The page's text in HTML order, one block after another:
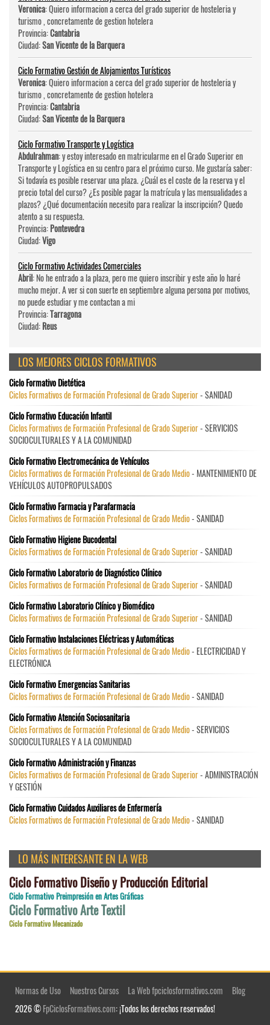
Veronica: Quiero informacion a cerca del grado superior de hosteleri­a y
turismo , concretamente de gestion hotelera
Provincia:Cantabria
Ciudad:San Vicente de la Barquera
Ciclo Formativo Gestión de Alojamientos Turísticos
Veronica: Quiero informacion a cerca del grado superior de hosteleri­a y
turismo , concretamente de gestion hotelera
Provincia:Cantabria
Ciudad:San Vicente de la Barquera
Ciclo Formativo Transporte y Logística
Abdulrahman: y estoy interesado en matricularme en el Grado Superior en
Transporte y Logística en su centro para el próximo curso. Me gustaría saber:
Si todavía es posible reservar una plaza. ¿Cuál es el coste de la reserva y el
precio total del curso? ¿Es posible pagar la matrícula y las mensualidades a
plazos? ¿Qué documentación necesito para realizar la inscripción? Quedo
atento a su respuesta.
Provincia:Pontevedra
Ciudad:Vigo
Ciclo Formativo Actividades Comerciales
Abril: No he entrado a la plaza, pero me quiero inscribir y este año lo haré
mucho mejor. A ver si con suerte en septiembre alguna persona por motivos,
no puede estudiar y me contactan a mi
Provincia:Tarragona
Ciudad:Reus
LOS MEJORES CICLOS FORMATIVOS
Ciclo Formativo Dietética
Ciclos Formativos de Formación Profesional de Grado Superior- SANIDAD
Ciclo Formativo Educación Infantil
Ciclos Formativos de Formación Profesional de Grado Superior- SERVICIOS
SOCIOCULTURALES Y A LA COMUNIDAD
Ciclo Formativo Electromecánica de Vehículos
Ciclos Formativos de Formación Profesional de Grado Medio- MANTENIMIENTO DE
VEHÍCULOS AUTOPROPULSADOS
Ciclo Formativo Farmacia y Parafarmacia
Ciclos Formativos de Formación Profesional de Grado Medio- SANIDAD
Ciclo Formativo Higiene Bucodental
Ciclos Formativos de Formación Profesional de Grado Superior- SANIDAD
Ciclo Formativo Laboratorio de Diagnóstico Clínico
Ciclos Formativos de Formación Profesional de Grado Superior- SANIDAD
Ciclo Formativo Laboratorio Clínico y Biomédico
Ciclos Formativos de Formación Profesional de Grado Superior- SANIDAD
Ciclo Formativo Instalaciones Eléctricas y Automáticas
Ciclos Formativos de Formación Profesional de Grado Medio- ELECTRICIDAD Y
ELECTRÓNICA
Ciclo Formativo Emergencias Sanitarias
Ciclos Formativos de Formación Profesional de Grado Medio- SANIDAD
Ciclo Formativo Atención Sociosanitaria
Ciclos Formativos de Formación Profesional de Grado Medio- SERVICIOS
SOCIOCULTURALES Y A LA COMUNIDAD
Ciclo Formativo Administración y Finanzas
Ciclos Formativos de Formación Profesional de Grado Superior- ADMINISTRACIÓN
Y GESTIÓN
Ciclo Formativo Cuidados Auxiliares de Enfermería
Ciclos Formativos de Formación Profesional de Grado Medio- SANIDAD
LO MÁS INTERESANTE EN LA WEB
Ciclo Formativo Diseño y Producción Editorial
Ciclo Formativo Preimpresión en Artes Gráficas
Ciclo Formativo Arte Textil
Ciclo Formativo Mecanizado
Normas de Uso Nuestros Cursos La Web fpciclosformativos.com
Blog
2026 ©FpCiclosFormativos.com: ¡Todos los derechos reservados!